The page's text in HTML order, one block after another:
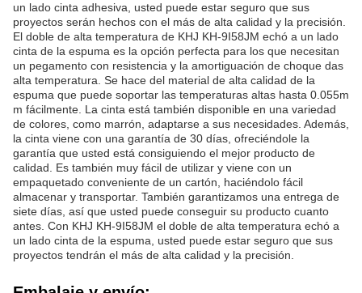
un lado cinta adhesiva, usted puede estar seguro que sus
proyectos serán hechos con el más de alta calidad y la precisión.
El doble de alta temperatura de KHJ KH-9I58JM echó a un lado
cinta de la espuma es la opción perfecta para los que necesitan
un pegamento con resistencia y la amortiguación de choque das
alta temperatura. Se hace del material de alta calidad de la
espuma que puede soportar las temperaturas altas hasta 0.055m
m fácilmente. La cinta está también disponible en una variedad
de colores, como marrón, adaptarse a sus necesidades. Además,
la cinta viene con una garantía de 30 días, ofreciéndole la
garantía que usted está consiguiendo el mejor producto de
calidad. Es también muy fácil de utilizar y viene con un
empaquetado conveniente de un cartón, haciéndolo fácil
almacenar y transportar. También garantizamos una entrega de
siete días, así que usted puede conseguir su producto cuanto
antes. Con KHJ KH-9I58JM el doble de alta temperatura echó a
un lado cinta de la espuma, usted puede estar seguro que sus
proyectos tendrán el más de alta calidad y la precisión.